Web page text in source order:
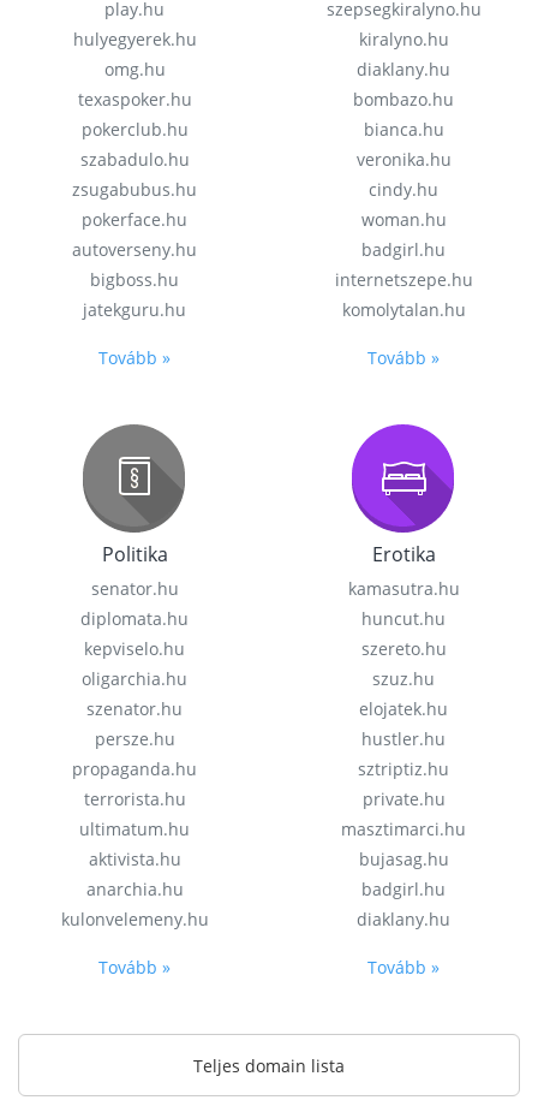
play.hu
hulyegyerek.hu
omg.hu
texaspoker.hu
pokerclub.hu
szabadulo.hu
zsugabubus.hu
pokerface.hu
autoverseny.hu
bigboss.hu
jatekguru.hu
Tovább »
szepsegkiralyno.hu
kiralyno.hu
diaklany.hu
bombazo.hu
bianca.hu
veronika.hu
cindy.hu
woman.hu
badgirl.hu
internetszepe.hu
komolytalan.hu
Tovább »
Politika
senator.hu
diplomata.hu
kepviselo.hu
oligarchia.hu
szenator.hu
persze.hu
propaganda.hu
terrorista.hu
ultimatum.hu
aktivista.hu
anarchia.hu
kulonvelemeny.hu
Tovább »
Erotika
kamasutra.hu
huncut.hu
szereto.hu
szuz.hu
elojatek.hu
hustler.hu
sztriptiz.hu
private.hu
masztimarci.hu
bujasag.hu
badgirl.hu
diaklany.hu
Tovább »
Teljes domain lista